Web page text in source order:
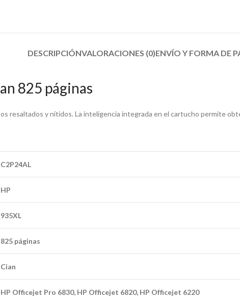
DESCRIPCIÓNVALORACIONES (0)ENVÍO Y FORMA DE
825 páginas
resaltados y nítidos. La inteligencia integrada en el cartucho permite
C2P24AL
HP
935XL
825 páginas
Cian
HP Officejet Pro 6830, HP Officejet 6820, HP Officejet 6220